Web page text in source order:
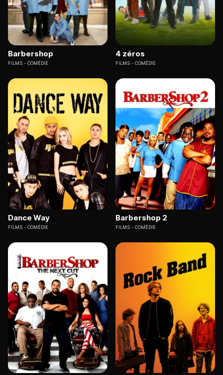
Barbershop
FILMS COMÉDIE
4 zéros
FILMS COMÉDIE
Dance Way
FILMS COMÉDIE
Barbershop 2
FILMS COMÉDIE